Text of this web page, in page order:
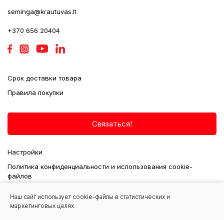
seminga@krautuvas.lt
+370 656 20404
Срок доставки товара
Правила покупки
Связаться!
Настройки
Политика конфиденциальности и использования cookie-
файлов
Наш сайт использует cookie-файлы в статистических и
маркетинговых целях.